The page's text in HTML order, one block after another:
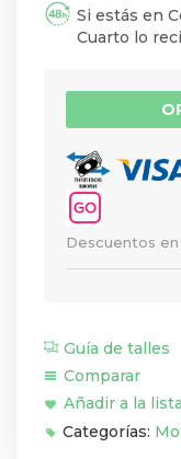
Guía de talles
Comparar
Añadir a la
Categorías:
Descuentos
Si estás en
Cuarto lo